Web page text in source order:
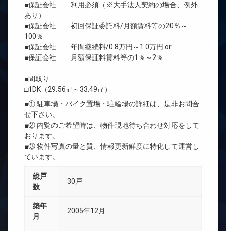
■保証会社 利用必須（※大手法人契約の場合、例外
あり）
■保証会社 初回保証委託料/月額賃料等の20％～
100％
■保証会社 年間継続料/0.8万円～1.0万円 or
■保証会社 月額保証料賃料等の1％～2％
―――――――
■間取り
□1DK（29.56㎡～33.49㎡）
■① 駐車場・バイク置場・駐輪場の詳細は、是非お問合
せ下さい。
■② 内覧のご希望時は、物件現地待ち合わせ対応をして
おります。
■③ 物件写真の量と質、情報更新鮮度に特化して運営し
ています。
総戸
数
30戸
築年
月
2005年12月